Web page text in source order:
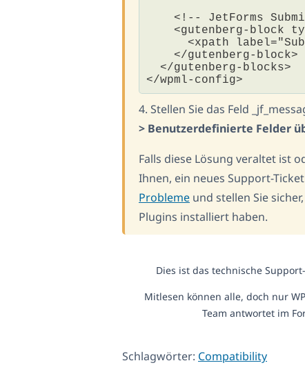
<!-- JetForms
<gutenberg-block
<xpath
</gutenberg-
  </gutenberg-blocks>
</wpml-config>
4. Stellen Sie das Feld
> Benutzerdefinierte Felder
Falls diese Lösung veraltet ist
Ihnen, ein neues Support-
Probleme und stellen Sie
Plugins installiert haben.
Dies ist das technische
Mitlesen können alle, doch nur
Team antwortet im
Schlagwörter: Compatibility